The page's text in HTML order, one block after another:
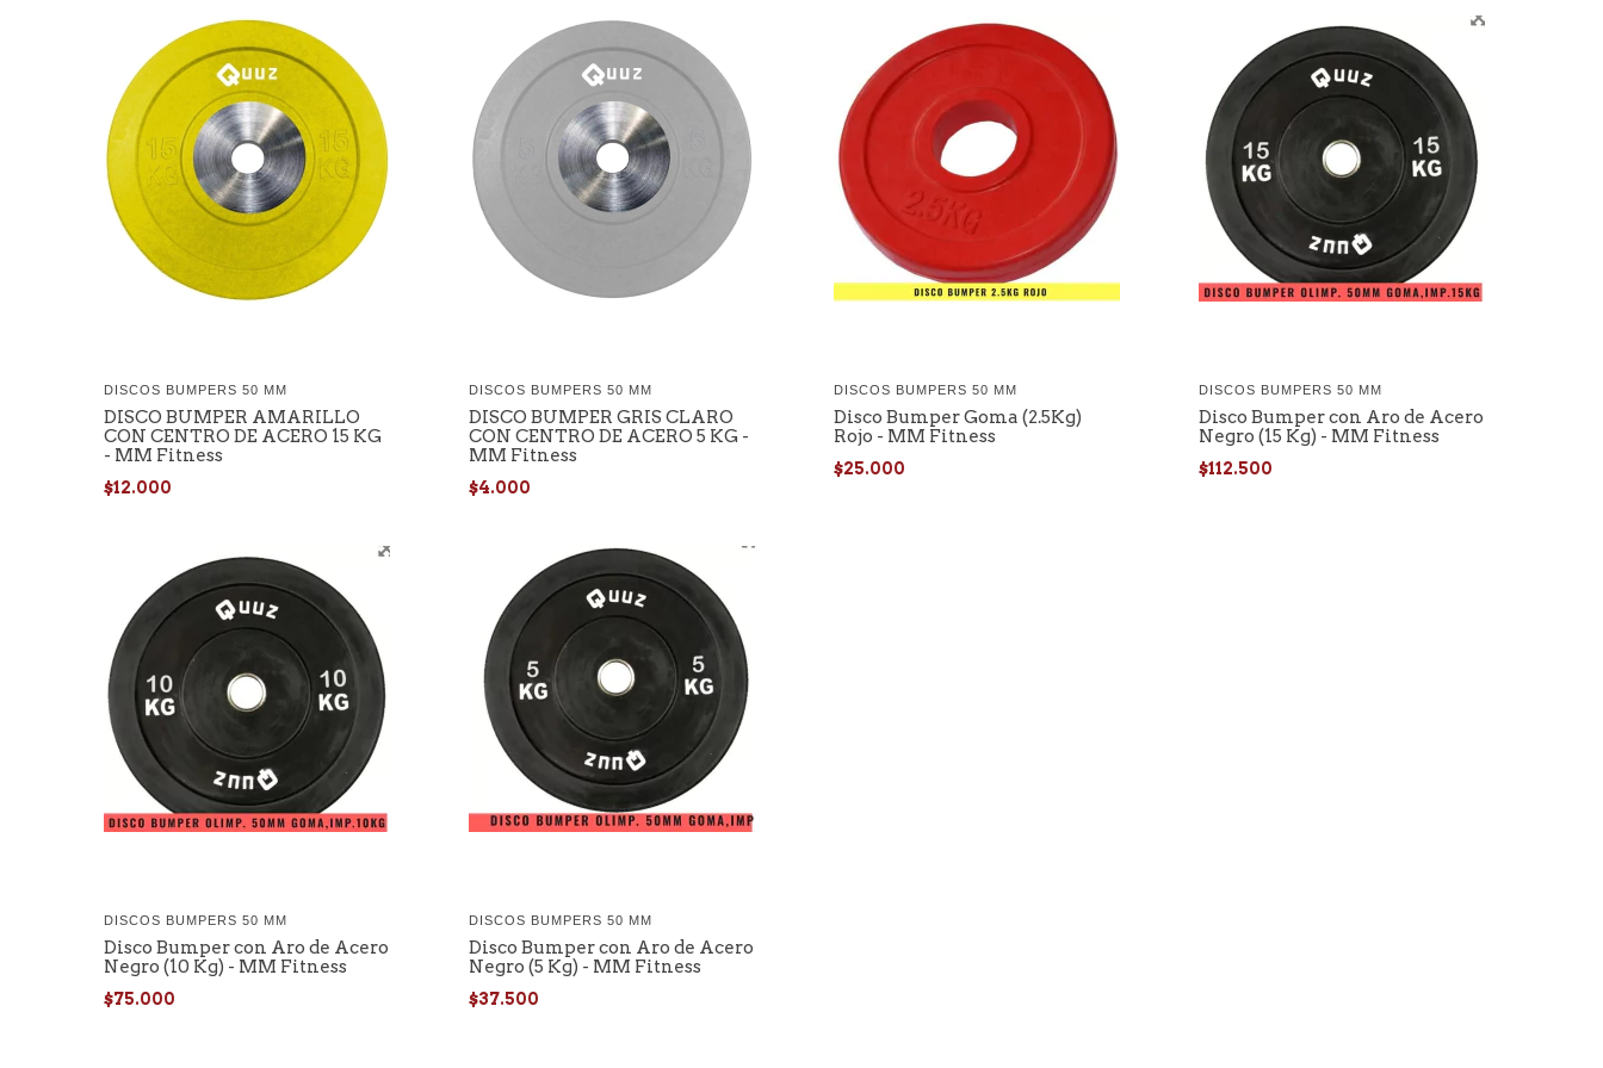
DISCOS BUMPERS 50 MM
DISCO BUMPER AMARILLO
CON CENTRO DE ACERO 15 KG
- MM Fitness
$12.000
DISCOS BUMPERS 50 MM
DISCO BUMPER GRIS CLARO
CON CENTRO DE ACERO 5 KG -
MM Fitness
$4.000
DISCOS BUMPERS 50 MM
Disco Bumper Goma (2.5Kg)
Rojo - MM Fitness
$25.000
DISCOS BUMPERS 50 MM
Disco Bumper con Aro de Acero
Negro (15 Kg) - MM Fitness
$112.500
DISCOS BUMPERS 50 MM
Disco Bumper con Aro de Acero
Negro (10 Kg) - MM Fitness
$75.000
DISCOS BUMPERS 50 MM
Disco Bumper con Aro de Acero
Negro (5 Kg) - MM Fitness
$37.500